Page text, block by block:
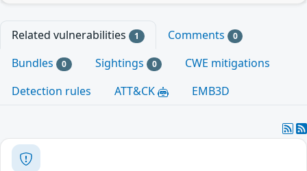
Related vulnerabilities 1 Comments 0
Bundles 0 Sightings 0
CWE mitigations
Detection rules
ATT&CK EMB3D